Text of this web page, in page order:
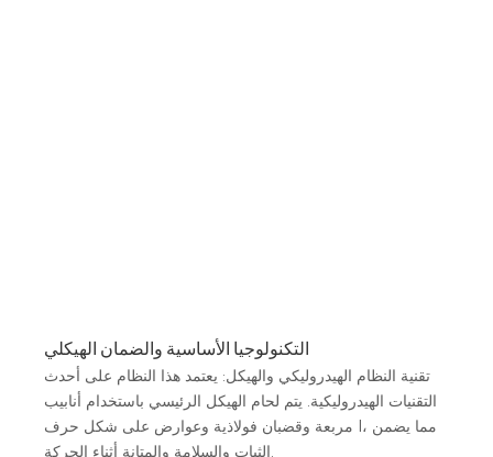
التكنولوجيا الأساسية والضمان الهيكلي
تقنية النظام الهيدروليكي والهيكل: يعتمد هذا النظام على أحدث
التقنيات الهيدروليكية. يتم لحام الهيكل الرئيسي باستخدام أنابيب
مربعة وقضبان فولاذية وعوارض على شكل حرف I، مما يضمن
الثبات والسلامة والمتانة أثناء الحركة.